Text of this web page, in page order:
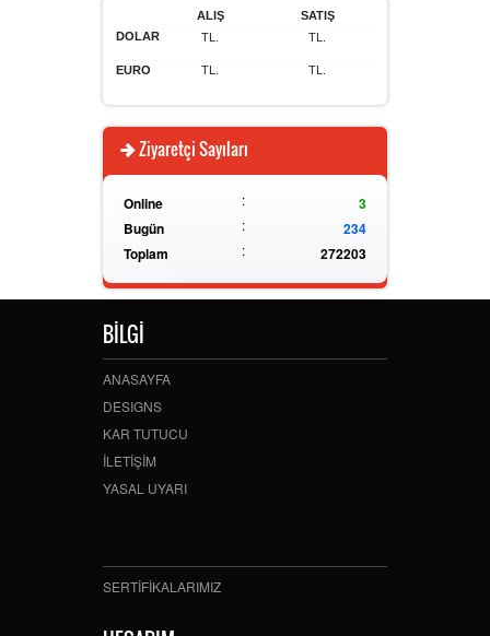
ALIŞ
SATIŞ
DOLAR
TL. TL.
EURO TL. TL.
Ziyaretçi Sayıları
Online :
3
Bugün
:
234
Toplam
: 272203
BİLGİ
ANASAYFA
DESIGNS
KAR TUTUCU
İLETİŞİM
YASAL UYARI
SERTİFİKALARIMIZ